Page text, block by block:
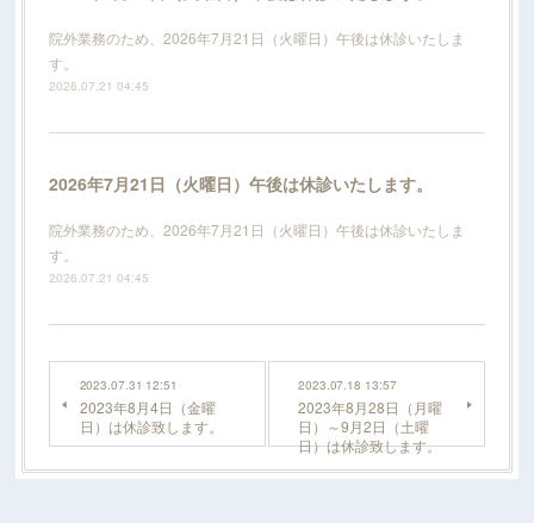
院外業務のため、2026年7月21日（火曜日）午後は休診いたしま
す。
2026.07.21 04:45
2026年7月21日（火曜日）午後は休診いたします。
院外業務のため、2026年7月21日（火曜日）午後は休診いたしま
す。
2026.07.21 04:45
2023.07.31 12:51
2023年8月4日（金曜
日）は休診致します。
2023.07.18 13:57
2023年8月28日（月曜
日）～9月2日（土曜
日）は休診致します。